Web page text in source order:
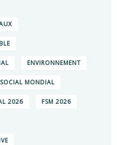
ENVIRONNEMENT
MONDIAL
2026 FSM 2026